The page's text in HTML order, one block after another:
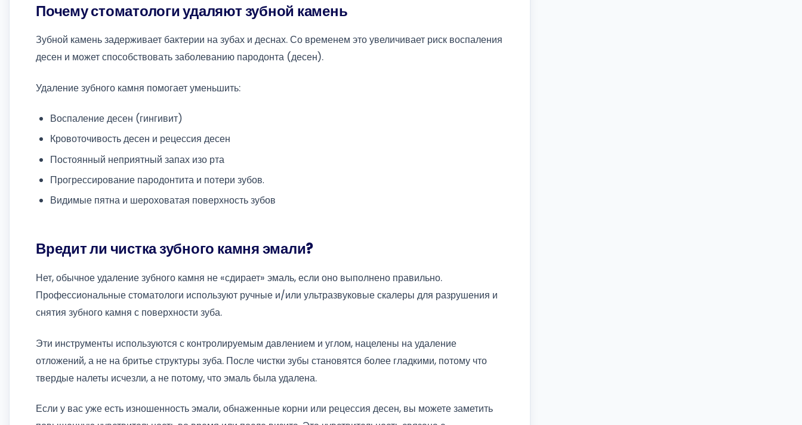
Почему стоматологи удаляют зубной камень
Зубной камень задерживает бактерии на зубах и деснах. Со временем это увеличивает риск воспаления
десен и может способствовать заболеванию пародонта (десен).
Удаление зубного камня помогает уменьшить:
Воспаление десен (гингивит)
Кровоточивость десен и рецессия десен
Постоянный неприятный запах изо рта
Прогрессирование пародонтита и потери зубов.
Видимые пятна и шероховатая поверхность зубов
Вредит ли чистка зубного камня эмали?
Нет, обычное удаление зубного камня не «сдирает» эмаль, если оно выполнено правильно.
Профессиональные стоматологи используют ручные и/или ультразвуковые скалеры для разрушения и
снятия зубного камня с поверхности зуба.
Эти инструменты используются с контролируемым давлением и углом, нацелены на удаление
отложений, а не на бритье структуры зуба. После чистки зубы становятся более гладкими, потому что
твердые налеты исчезли, а не потому, что эмаль была удалена.
Если у вас уже есть изношенность эмали, обнаженные корни или рецессия десен, вы можете заметить